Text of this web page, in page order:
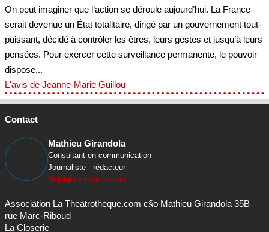
On peut imaginer que l’action se déroule aujourd’hui. La France
serait devenue un État totalitaire, dirigé par un gouvernement tout-
puissant, décidé à contrôler les êtres, leurs gestes et jusqu’à leurs
pensées. Pour exercer cette surveillance permanente, le pouvoir
dispose...
L'avis de Jeanne-Marie Guillou
Contact
Mathieu Girandola
Consultant en communication
Journaliste - rédacteur
Rejoignez mon réseau
Association La Theatrotheque.com c§o Mathieu Girandola 35B
rue Marc-Riboud
La Closerie